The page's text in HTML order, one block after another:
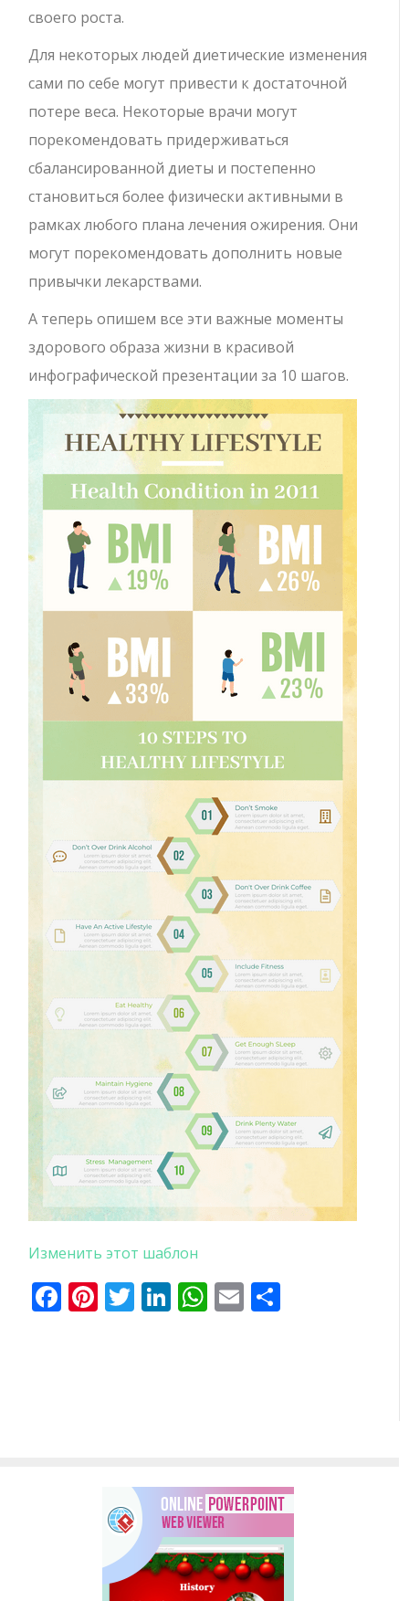
своего роста.
Для некоторых людей диетические изменения
сами по себе могут привести к достаточной
потере веса. Некоторые врачи могут
порекомендовать придерживаться
сбалансированной диеты и постепенно
становиться более физически активными в
рамках любого плана лечения ожирения. Они
могут порекомендовать дополнить новые
привычки лекарствами.
А теперь опишем все эти важные моменты
здорового образа жизни в красивой
инфографической презентации за 10 шагов.
Изменить этот шаблон
Facebook
Pinterest
Twitter
LinkedIn
WhatsApp
Email